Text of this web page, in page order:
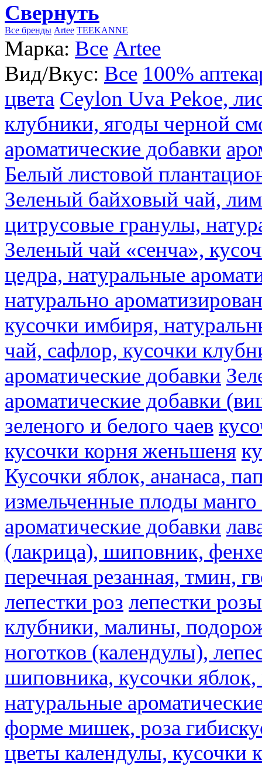
Свернуть
Все бренды Artee TEEKANNE
Марка: Все Artee
Вид/Вкус: Все 100%
цвета Ceylon Uva Pekoe,
клубники, ягоды черной
ароматические добавки
Белый листовой
Зеленый байховый чай,
цитрусовые гранулы,
Зеленый чай «сенча»,
цедра, натуральные
натурально
кусочки имбиря,
чай, сафлор, кусочки
ароматические добавки
ароматические добавки
зеленого и белого чаев
кусочки корня женьшеня
Кусочки яблок, ананаса,
измельченные плоды
ароматические добавки
(лакрица), шиповник,
перечная резанная, тмин,
лепестки роз лепестки розы
клубники, малины,
ноготков (календулы),
шиповника, кусочки
натуральные
форме мишек, роза
цветы календулы, кусочки